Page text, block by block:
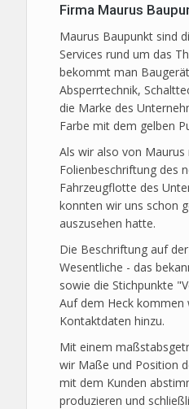
Firma Maurus
Maurus Baupunkt sind
Services rund um das
bekommt man
Absperrtechnik,
die Marke des
Farbe mit dem gelben
Als wir also von
Folienbeschriftung des
Fahrzeugflotte des
konnten wir uns schon
auszusehen hatte.
Die Beschriftung auf
Wesentliche - das
sowie die Stichpunkte
Auf dem Heck kommen
Kontaktdaten hinzu.
Mit einem
wir Maße und Position
mit dem Kunden
produzieren und